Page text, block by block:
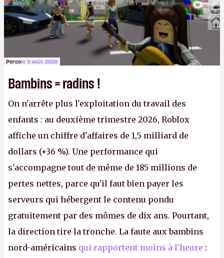
Percole 3 août 2026
Bambins = radins !
On n'arrête plus l'exploitation du travail des
enfants : au deuxième trimestre 2026, Roblox
affiche un chiffre d'affaires de 1,5 milliard de
dollars (+36 %). Une performance qui
s'accompagne tout de même de 185 millions de
pertes nettes, parce qu'il faut bien payer les
serveurs qui hébergent le contenu pondu
gratuitement par des mômes de dix ans. Pourtant,
la direction tire la tronche. La faute aux bambins
nord-américains qui rapportent moins à l'heure :